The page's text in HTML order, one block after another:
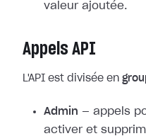
valeur ajoutée.
Appels API
L'API est divisée en
Admin — appels
activer et